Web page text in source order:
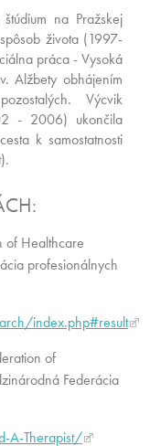
na Pražskej
života (1997-
práca - Vysoká
Alžbety obhájením
Výcvik
- 2006) ukončila
k samostatnosti
of Healthcare
profesionálnych
index.php#result
of
Federácia
A-Therapist/